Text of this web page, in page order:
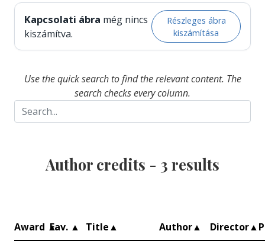
Kapcsolati ábra még nincs
kiszámítva.
Részleges ábra
kiszámítása
Use the quick search to find the relevant content. The
search checks every column.
Author credits - 3 results
Award ▲
Fav. ▲ Title▲ Author▲ Director▲